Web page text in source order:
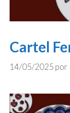
Cartel
14/05/2025 por